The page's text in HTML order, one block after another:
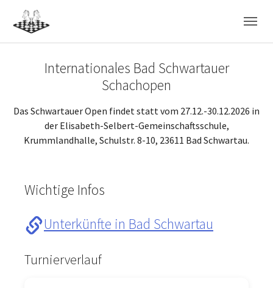
Skip to main navigation
Skip to main content
Skip to page footer
Internationales Bad Schwartauer
Schachopen
Das Schwartauer Open findet statt vom 27.12.-30.12.2026 in
der Elisabeth-Selbert-Gemeinschaftsschule,
Krummlandhalle, Schulstr. 8-10, 23611 Bad Schwartau.
Wichtige Infos
Unterkünfte in Bad Schwartau
Turnierverlauf